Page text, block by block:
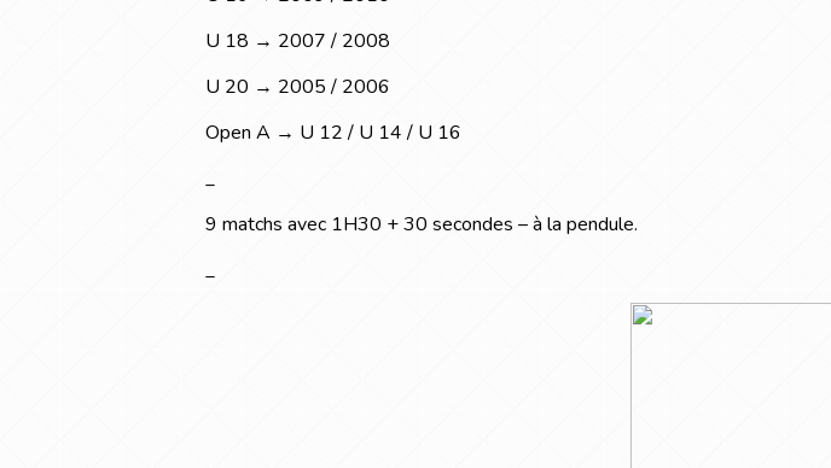
U 18 → 2007 / 2008
U 20 → 2005 / 2006
Open A → U 12 / U 14 / U 16
_
9 matchs avec 1H30 + 30 secondes – à la pendule.
_